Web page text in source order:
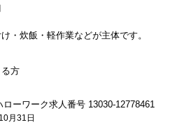
・炊飯・ 軽作業などが主体です。
方
ーワーク求人番号 13030-12778461
月31日